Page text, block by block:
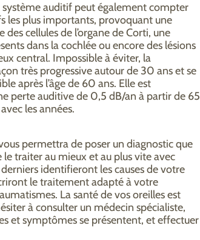
auditif peut également compter
les plus importants, provoquant une
des cellules de l’organe de Corti, une
dans la cochlée ou encore des lésions
central. Impossible à éviter, la
très progressive autour de 30 ans et se
après l’âge de 60 ans. Elle est
perte auditive de 0,5 dB/an à partir de 65
les années.
permettra de poser un diagnostic que
traiter au mieux et au plus vite avec
identifieront les causes de votre
le traitement adapté à votre
La santé de vos oreilles est
à consulter un médecin spécialiste,
et symptômes se présentent, et effectuer